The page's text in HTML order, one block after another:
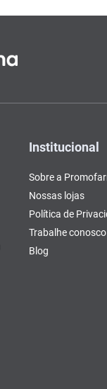
Institucional
Sobre a
Nossas lojas
Política de
Trabalhe conosco
Blog